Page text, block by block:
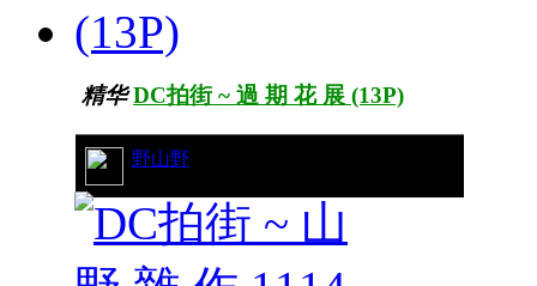
精华 DC拍街 ~ 過 期 花 展 (13P)
野山野